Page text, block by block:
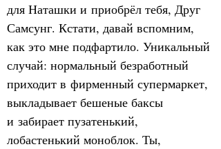
для Наташки и приобрёл тебя, Друг
Самсунг. Кстати, давай вспомним,
как это мне подфартило. Уникальный
случай: нормальный безработный
приходит в фирменный супермаркет,
выкладывает бешеные баксы
и забирает пузатенький,
лобастенький моноблок. Ты,